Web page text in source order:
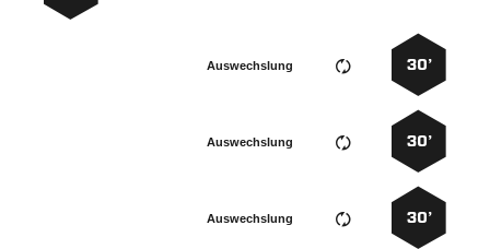
30’
Auswechslung
30’
Auswechslung
30’
Auswechslung